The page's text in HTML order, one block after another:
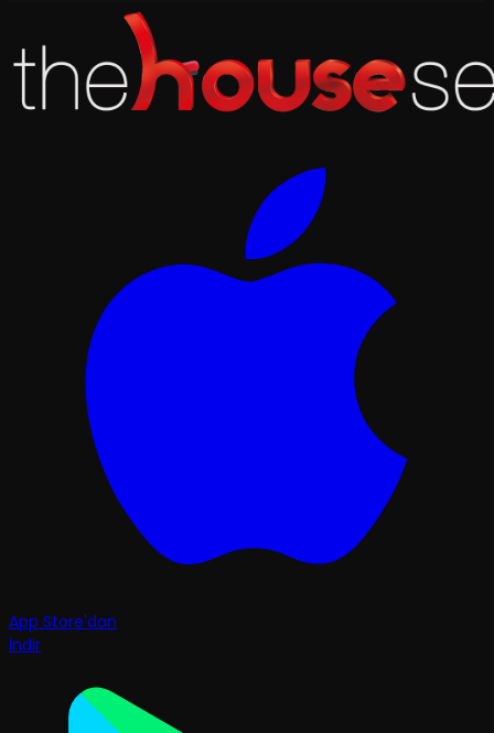
App Store'dan
İndir